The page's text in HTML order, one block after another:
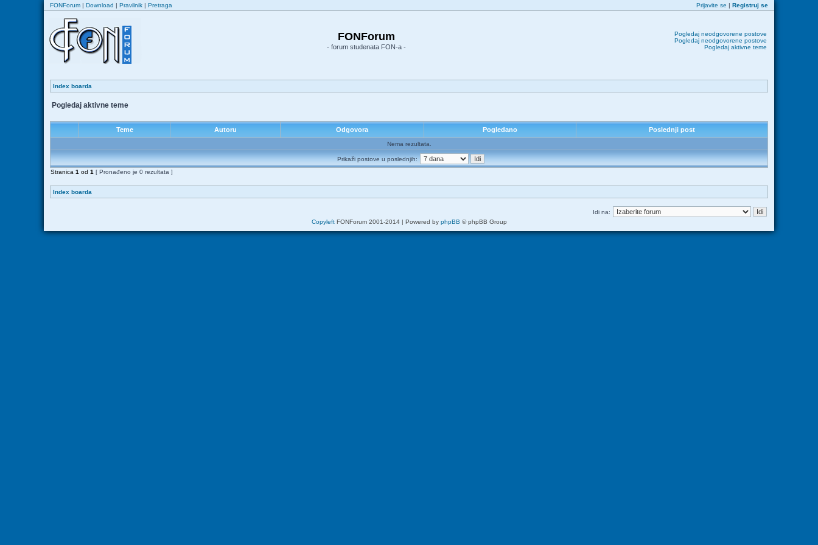
FONForum | Download | Pravilnik | Pretraga Prijavite se | Registruj se
FONForum
- forum studenata FON-a -
Pogledaj neodgovorene postove
Pogledaj neodgovorene postove
Pogledaj aktivne teme
Index boarda
Pogledaj aktivne teme
Teme Autoru Odgovora Pogledano Poslednji post
Nema rezultata.
Prikaži postove u poslednjih:
Stranica 1 od 1 [ Pronađeno je 0 rezultata ]
Index boarda
Idi na:
CopyleftFONForum 2001-2014 | Powered by phpBB © phpBB Group